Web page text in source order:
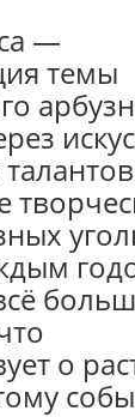
—
темы
о